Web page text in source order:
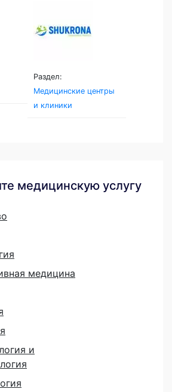
Раздел:
Медицинские центры
и клиники
медицинскую услугу
медицина
и